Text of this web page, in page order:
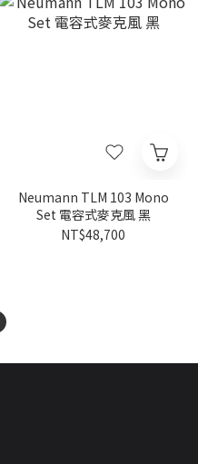
Neumann TLM 103 Mono
Set 電容式麥克風 黑
NT$48,700